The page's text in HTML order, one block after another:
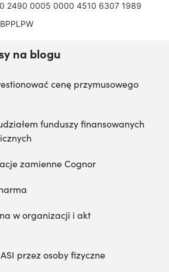
2490 0005 0000 4510 6307 1989
na blogu
cenę przymusowego
funduszy finansowanych
zamienne Cognor
w organizacji i akt
przez osoby fizyczne